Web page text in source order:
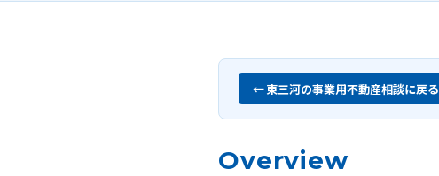
東三河の事業用不動産相談に戻る
Overview